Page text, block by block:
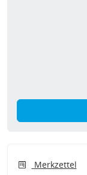
Merkzettel